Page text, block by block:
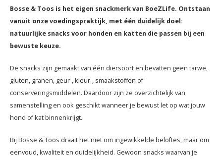
Bosse & Toos is het eigen snackmerk van BoeZLife. Ontstaan
vanuit onze voedingspraktijk, met één duidelijk doel:
natuurlijke snacks voor honden en katten die passen bij een
bewuste keuze.
De snacks zijn gemaakt van één diersoort en bevatten geen tarwe,
gluten, granen, geur-, kleur-, smaakstoffen of
conserveringsmiddelen. Daardoor zijn ze overzichtelijk van
samenstelling en ook geschikt wanneer je bewust let op wat jouw
hond of kat binnenkrijgt.
Bij Bosse & Toos draait het niet om ingewikkelde beloftes, maar om
eenvoud, kwaliteit en duidelijkheid. Gewoon snacks waarvan je